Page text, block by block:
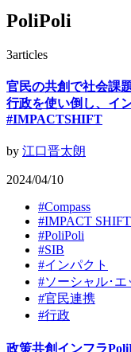
PoliPoli
3articles
官民の共創で社会課
行政を使い倒し、イ
#IMPACTSHIFT
by 江口晋太朗
2024/04/10
#Compass
#IMPACT SHIFT
#PoliPoli
#SIB
#インパクト
#ソーシャル･エ
#官民連携
#行政
政策共創インフラ